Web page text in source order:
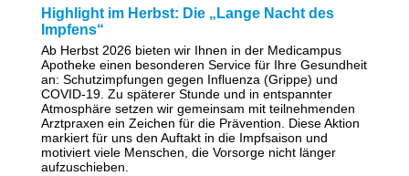
Highlight im Herbst: Die „Lange Nacht des
Impfens“
Ab Herbst 2026 bieten wir Ihnen in der Medicampus
Apotheke einen besonderen Service für Ihre Gesundheit
an: Schutzimpfungen gegen Influenza (Grippe) und
COVID-19. Zu späterer Stunde und in entspannter
Atmosphäre setzen wir gemeinsam mit teilnehmenden
Arztpraxen ein Zeichen für die Prävention. Diese Aktion
markiert für uns den Auftakt in die Impfsaison und
motiviert viele Menschen, die Vorsorge nicht länger
aufzuschieben.